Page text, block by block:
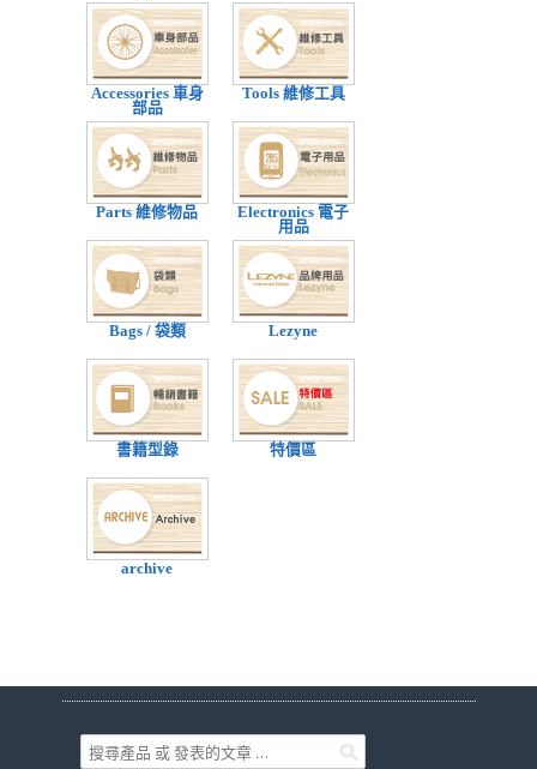
Accessories 車身
部品
Tools 維修工具
Parts 維修物品
Electronics 電子
用品
Bags / 袋類 Lezyne
書籍型錄 特價區
archive